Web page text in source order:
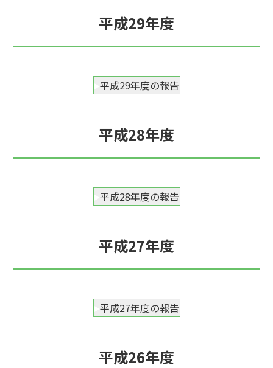
平成29年度
平成29年度の報告
平成28年度
平成28年度の報告
平成27年度
平成27年度の報告
平成26年度